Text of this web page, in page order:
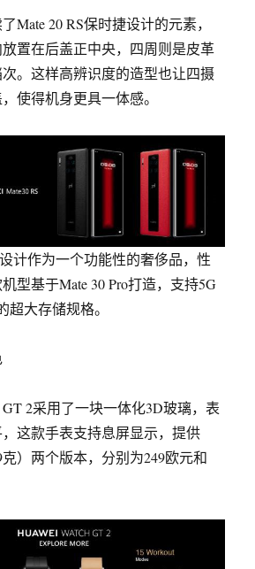
Mate 20 RS保时捷设计的元素，
置在后盖正中央，四周则是皮革
。这样高辨识度的造型也让四摄
使得机身更具一体感。
计作为一个功能性的奢侈品，性
型基于Mate 30 Pro打造，支持5G
超大存储规格。
2采用了一块一体化3D玻璃，表
这款手表支持息屏显示，提供
克）两个版本，分别为249欧元和